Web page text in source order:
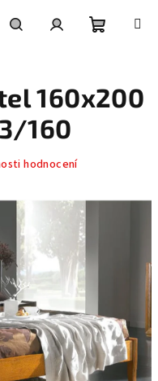
košík
160x200
160
hodnocení